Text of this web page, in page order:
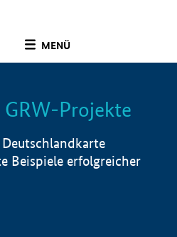
MENÜ
Info
Projekte
Beispiele erfolgreicher